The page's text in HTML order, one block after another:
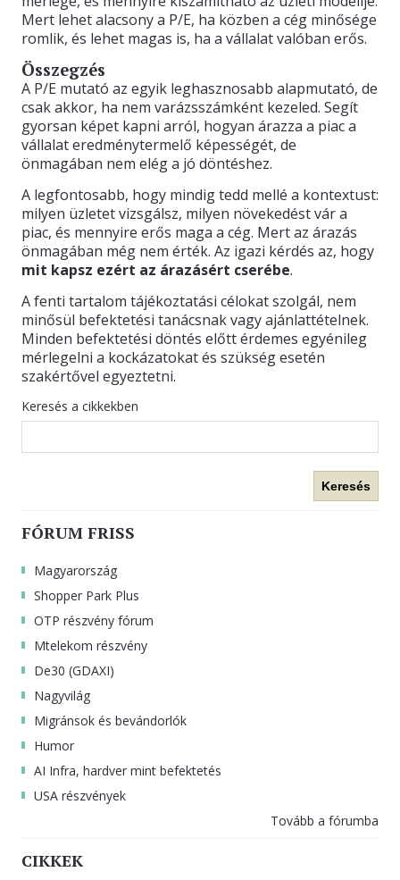
Mert lehet alacsony a P/E, ha közben a cég minősége
romlik, és lehet magas is, ha a vállalat valóban erős.
Összegzés
A P/E mutató az egyik leghasznosabb alapmutató, de
csak akkor, ha nem varázsszámként kezeled. Segít
gyorsan képet kapni arról, hogyan árazza a piac a
vállalat eredménytermelő képességét, de
önmagában nem elég a jó döntéshez.
A legfontosabb, hogy mindig tedd mellé a kontextust:
milyen üzletet vizsgálsz, milyen növekedést vár a
piac, és mennyire erős maga a cég. Mert az árazás
önmagában még nem érték. Az igazi kérdés az, hogy
mit kapsz ezért az árazásért cserébe.
A fenti tartalom tájékoztatási célokat szolgál, nem
minősül befektetési tanácsnak vagy ajánlattételnek.
Minden befektetési döntés előtt érdemes egyénileg
mérlegelni a kockázatokat és szükség esetén
szakértővel egyeztetni.
Keresés a cikkekben
Keresés
FÓRUM FRISS
Magyarország
Shopper Park Plus
OTP részvény fórum
Mtelekom részvény
De30 (GDAXI)
Nagyvilág
Migránsok és bevándorlók
Humor
AI Infra, hardver mint befektetés
USA részvények
Tovább a fórumba
CIKKEK